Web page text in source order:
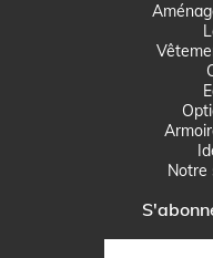
Notre